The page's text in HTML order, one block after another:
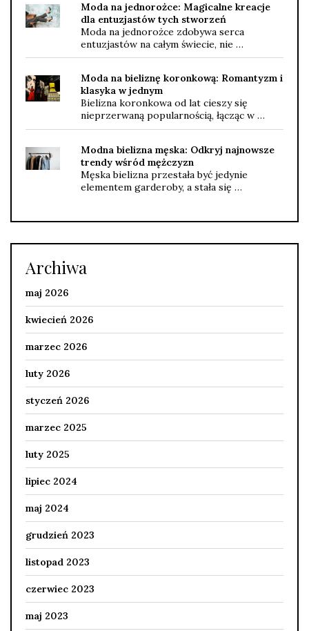
Moda na jednorożce: Magicalne kreacje
dla entuzjastów tych stworzeń
Moda na jednorożce zdobywa serca
entuzjastów na całym świecie, nie …
Moda na bieliznę koronkową: Romantyzm i
klasyka w jednym
Bielizna koronkowa od lat cieszy się
nieprzerwaną popularnością, łącząc w …
Modna bielizna męska: Odkryj najnowsze
trendy wśród mężczyzn
Męska bielizna przestała być jedynie
elementem garderoby, a stała się …
Archiwa
maj 2026
kwiecień 2026
marzec 2026
luty 2026
styczeń 2026
marzec 2025
luty 2025
lipiec 2024
maj 2024
grudzień 2023
listopad 2023
czerwiec 2023
maj 2023